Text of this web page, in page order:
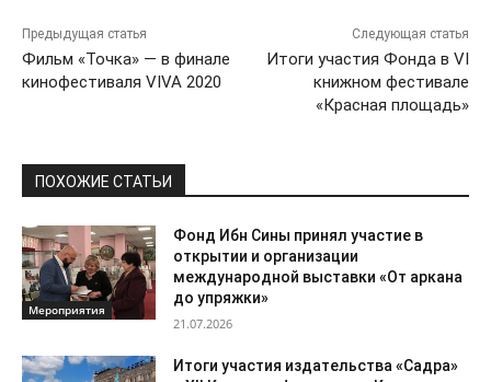
Предыдущая статья
Фильм «Точка» — в финале
кинофестиваля VIVA 2020
Следующая статья
Итоги участия Фонда в VI
книжном фестивале
«Красная площадь»
ПОХОЖИЕ СТАТЬИ
Мероприятия
Фонд Ибн Сины принял участие в
открытии и организации
международной выставки «От аркана
до упряжки»
21.07.2026
Итоги участия издательства «Садра»